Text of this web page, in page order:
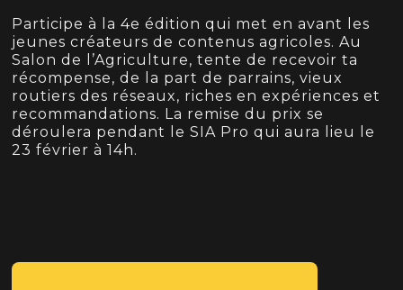
Participe à la 4e édition qui met en avant les
jeunes créateurs de contenus agricoles. Au
Salon de l’Agriculture, tente de recevoir ta
récompense, de la part de parrains, vieux
routiers des réseaux, riches en expériences et
recommandations. La remise du prix se
déroulera pendant le SIA Pro qui aura lieu le
23 février à 14h.